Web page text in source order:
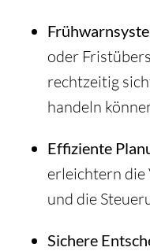
oder
rechtzeitig
handeln
Effiziente
erleichtern die
und die
Sichere